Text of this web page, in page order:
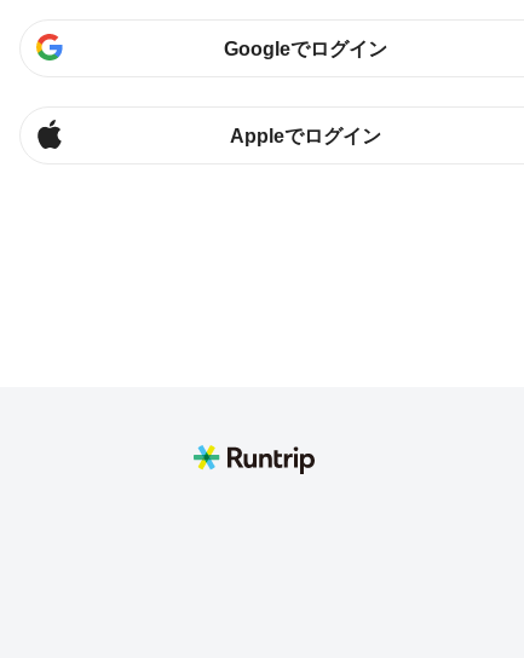
Googleでログイン
Appleでログイン